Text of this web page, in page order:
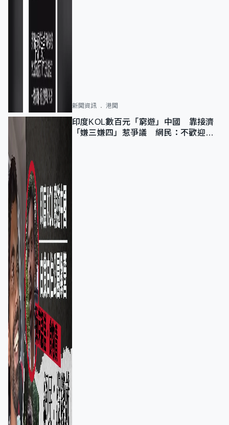
新聞資訊 港聞
印度KOL數百元「窮遊」中國 靠接濟
「嫌三嫌四」惹爭議 網民：不歡迎劣